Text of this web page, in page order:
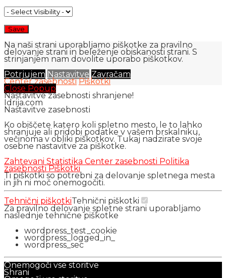
Na naši strani uporabljamo piškotke za pravilno
delovanje strani in beleženje obiskanosti strani. S
strinjanjem nam dovolite uporabo piškotkov.
Potrjujem Nastavitve Zavračam
Center zasebnosti Piškotki
Close Popup
Nastavitve zasebnosti shranjene!
Idrija.com
Nastavitve zasebnosti
Ko obiščete katero koli spletno mesto, le to lahko
shranjuje ali pridobi podatke v vašem brskalniku,
večinoma v obliki piškotkov. Tukaj nadzirate svoje
osebne nastavitve za piškotke.
Zahtevani Statistika Center zasebnosti Politika
zasebnosti Piškotki
Ti piškotki so potrebni za delovanje spletnega mesta
in jih ni moč onemogočiti.
Tehnični piškotkiTehnični piškotki
Za pravilno delovanje spletne strani uporabljamo
naslednje tehnične piškotke
wordpress_test_cookie
wordpress_logged_in_
wordpress_sec
Onemogoči vse storitve
Shrani